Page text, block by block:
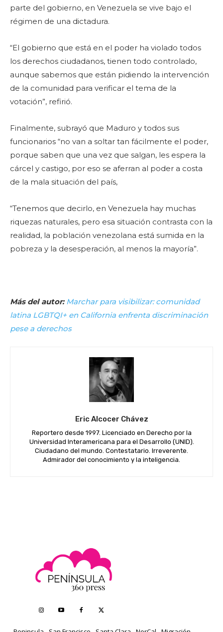
parte del gobierno, en Venezuela se vive bajo el
régimen de una dictadura.
“El gobierno que está en el poder ha violado todos
los derechos ciudadanos, tienen todo controlado,
aunque sabemos que están pidiendo la intervención
de la comunidad para verificar el tema de la
votación”, refirió.
Finalmente, subrayó que Maduro y todos sus
funcionarios “no van a soltar tan fácilmente el poder,
porque saben que una vez que salgan, les espera la
cárcel y castigo, por eso se aferran al poder a costa
de la mala situación del país,
“Tenemos que decirlo, en Venezuela hay muchas
riquezas naturales, pero esa situación contrasta con la
realidad, la población venezolana está sumida en la
pobreza y la desesperación, al menos la mayoría”.
Más del autor: Marchar para visibilizar: comunidad
latina LGBTQI+ en California enfrenta discriminación
pese a derechos
Eric Alcocer Chávez
Reportero desde 1997. Licenciado en Derecho por la
Universidad Interamericana para el Desarrollo (UNID).
Ciudadano del mundo. Contestatario. Irreverente.
Admirador del conocimiento y la inteligencia.